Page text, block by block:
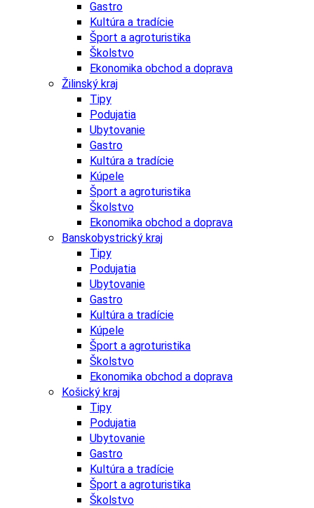
Gastro
Kultúra a tradície
Šport a agroturistika
Školstvo
Ekonomika obchod a doprava
Žilinský kraj
Tipy
Podujatia
Ubytovanie
Gastro
Kultúra a tradície
Kúpele
Šport a agroturistika
Školstvo
Ekonomika obchod a doprava
Banskobystrický kraj
Tipy
Podujatia
Ubytovanie
Gastro
Kultúra a tradície
Kúpele
Šport a agroturistika
Školstvo
Ekonomika obchod a doprava
Košický kraj
Tipy
Podujatia
Ubytovanie
Gastro
Kultúra a tradície
Šport a agroturistika
Školstvo